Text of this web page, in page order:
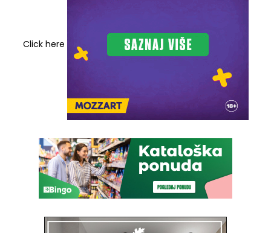
Click here